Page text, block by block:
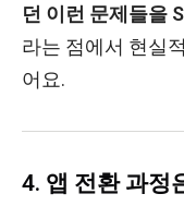
던 이런 문제들을
라는 점에서 현실
어요.
4. 앱 전환 과정